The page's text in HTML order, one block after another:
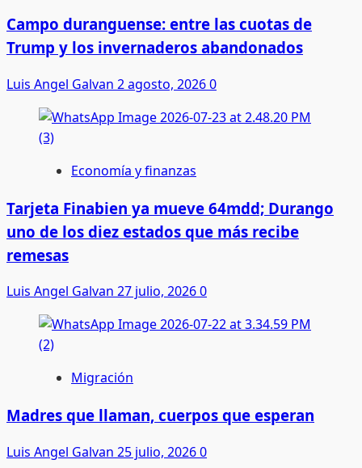
Campo duranguense: entre las cuotas de
Trump y los invernaderos abandonados
Luis Angel Galvan 2 agosto, 20260
Economía y finanzas
Tarjeta Finabien ya mueve 64mdd; Durango
uno de los diez estados que más recibe
remesas
Luis Angel Galvan 27 julio, 20260
Migración
Madres que llaman, cuerpos que esperan
Luis Angel Galvan 25 julio, 20260